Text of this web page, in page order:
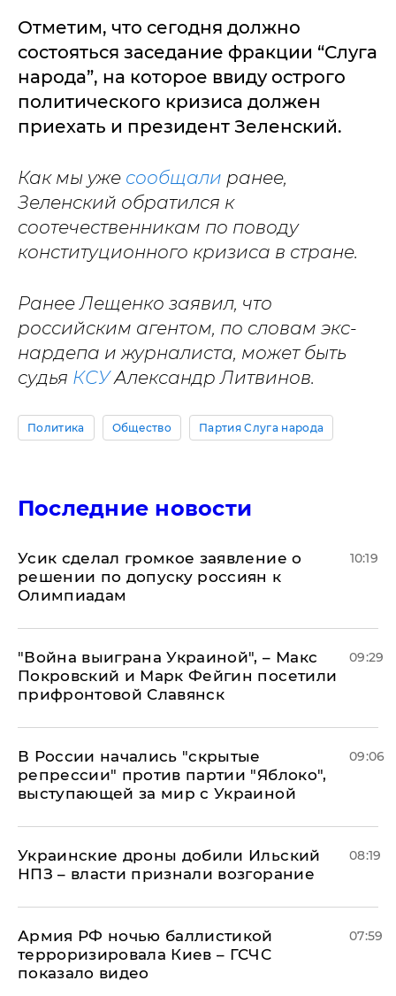
Отметим, что сегодня должно
состояться заседание фракции “Слуга
народа”, на которое ввиду острого
политического кризиса должен
приехать и президент Зеленский.
Как мы уже сообщали ранее,
Зеленский обратился к
соотечественникам по поводу
конституционного кризиса в стране.
Ранее Лещенко заявил, что
российским агентом, по словам экс-
нардепа и журналиста, может быть
судья КСУАлександр Литвинов.
Политика Общество Партия Слуга народа
Последние новости
Усик сделал громкое заявление о
решении по допуску россиян к
Олимпиадам
10:19
"Война выиграна Украиной", – Макс
Покровский и Марк Фейгин посетили
прифронтовой Славянск
09:29
В России начались "скрытые
репрессии" против партии "Яблоко",
выступающей за мир с Украиной
09:06
Украинские дроны добили Ильский
НПЗ – власти признали возгорание
08:19
Армия РФ ночью баллистикой
терроризировала Киев – ГСЧС
показало видео
07:59